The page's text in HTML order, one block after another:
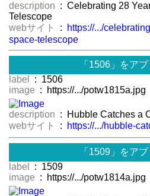
description : Celebrating 28
Telescope
webサイト
:
https://.../
space-telescope
「1506」をア
label
: 1506
image : https://.../potw1815a.jpg
description : Hubble Catches a
webサイト
: https://.../hubble-
「1509」をア
label
: 1509
image : https://.../potw1814a.jpg